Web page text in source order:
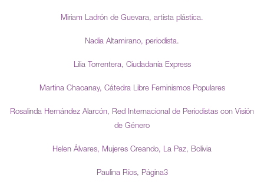
Miriam Ladrón de Guevara, artista plástica.
Nadia Altamirano, periodista.
Lilia Torrentera, Ciudadanía Express
Martina Chaoanay, Cátedra Libre Feminismos Populares
Rosalinda Hernández Alarcón, Red Internacional de Periodistas con Visión
de Género
Helen Álvares, Mujeres Creando, La Paz, Bolivia
Paulina Ríos, Página3